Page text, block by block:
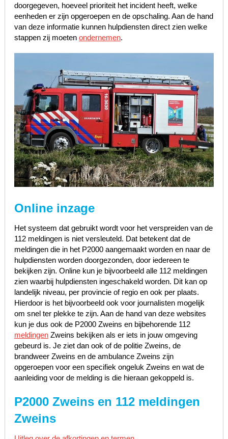
doorgegeven, hoeveel prioriteit het incident heeft, welke
eenheden er zijn opgeroepen en de opschaling. Aan de hand
van deze informatie kunnen hulpdiensten direct zien welke
stappen zij moeten ondernemen.
Online inzage
Het systeem dat gebruikt wordt voor het verspreiden van de
112 meldingen is niet versleuteld. Dat betekent dat de
meldingen die in het P2000 aangemaakt worden en naar de
hulpdiensten worden doorgezonden, door iedereen te
bekijken zijn. Online kun je bijvoorbeeld alle 112 meldingen
zien waarbij hulpdiensten ingeschakeld worden. Dit kan op
landelijk niveau, per provincie of regio en ook per plaats.
Hierdoor is het bijvoorbeeld ook voor journalisten mogelijk
om snel ter plekke te zijn. Aan de hand van deze websites
kun je dus ook de P2000 Zweins en bijbehorende 112
meldingenZweins bekijken als er iets in jouw omgeving
gebeurd is. Je ziet dan ook of de politie Zweins, de
brandweer Zweins en de ambulance Zweins zijn
opgeroepen voor een specifiek ongeluk Zweins en wat de
aanleiding voor de melding is die hieraan gekoppeld is.
P2000 Zweins en 112 meldingen
Zweins